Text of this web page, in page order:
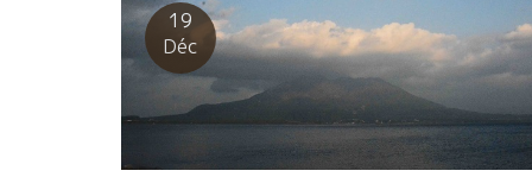
った試飲会ラッシュの後のこの場は、本当にくつろいで
心地良かった。 C’etais manifique et agreable
qui passe. Jerome est tres bonne cuisinier. C ‘est
tres important ‘avoir tres bon relation entre
importateur et vignerons. Ca ,c est mon travail
essantiel. Tu est tres grande cuisinier. Merci .
19
Déc